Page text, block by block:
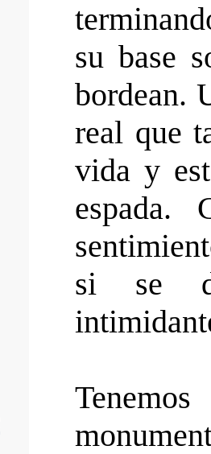
su base
bordean.
real que
vida y
si se